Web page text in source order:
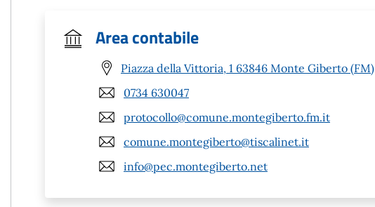
Area contabile
Piazza della Vittoria, 1 63846 Monte Giberto (FM)
0734 630047
protocollo@comune.montegiberto.fm.it
comune.montegiberto@tiscalinet.it
info@pec.montegiberto.net